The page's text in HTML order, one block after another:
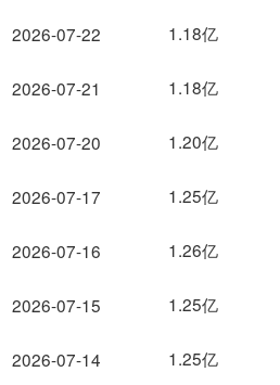
2026-07-22
2026-07-21
2026-07-20
2026-07-17
2026-07-16
2026-07-15
2026-07-14
1.18亿
1.18亿
1.20亿
1.25亿
1.26亿
1.25亿
1.25亿